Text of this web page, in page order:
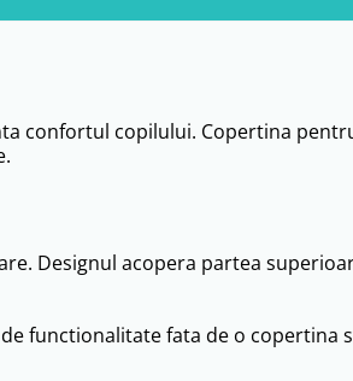
confortul copilului. Copertina
Designul acopera partea
functionalitate fata de o copertina